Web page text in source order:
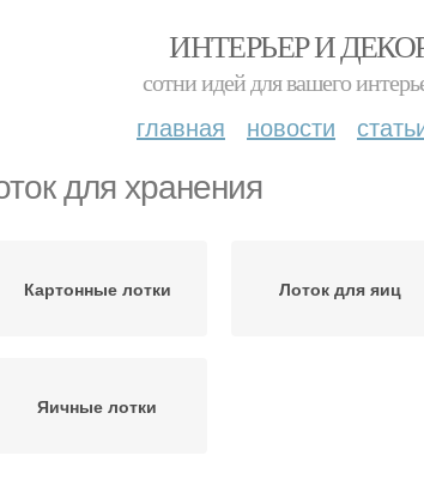
ИНТЕРЬЕР И
сотни идей для вашего
главная новости
для хранения
Картонные лотки Лоток для яиц
Яичные лотки